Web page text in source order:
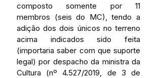
composto somente por 11
membros (seis do MC), tendo a
adição dos dois únicos no terreno
acima indicados sido feita
(importaria saber com que suporte
legal) por despacho da ministra da
Cultura (nº 4.527/2019, de 3 de